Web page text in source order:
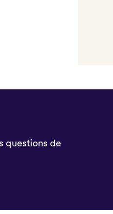
questions de